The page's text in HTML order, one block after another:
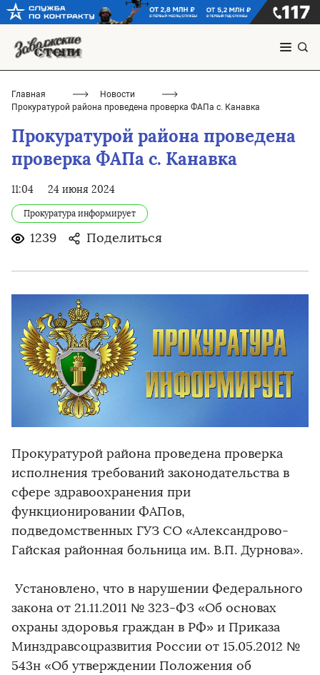
Главная
Новости
Прокуратурой района проведена проверка ФАПа с. Канавка
Прокуратурой района проведена
проверка ФАПа с. Канавка
11:04 24 июня 2024
Прокуратура информирует
1239 Поделиться
Прокуратурой района проведена проверка
исполнения требований законодательства в
сфере здравоохранения при
функционировании ФАПов,
подведомственных ГУЗ СО «Александрово-
Гайская районная больница им. В.П. Дурнова».
Установлено, что в нарушении Федерального
закона от 21.11.2011 № 323-ФЗ «Об основах
охраны здоровья граждан в РФ» и Приказа
Минздравсоцразвития России от 15.05.2012 №
543н «Об утверждении Положения об